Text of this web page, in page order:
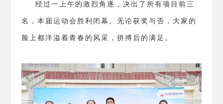
经过一上午的激烈角逐，决出了所有项目前三
名，本届运动会胜利闭幕。无论获奖与否，大家的
脸上都洋溢着青春的风采，拼搏后的满足。